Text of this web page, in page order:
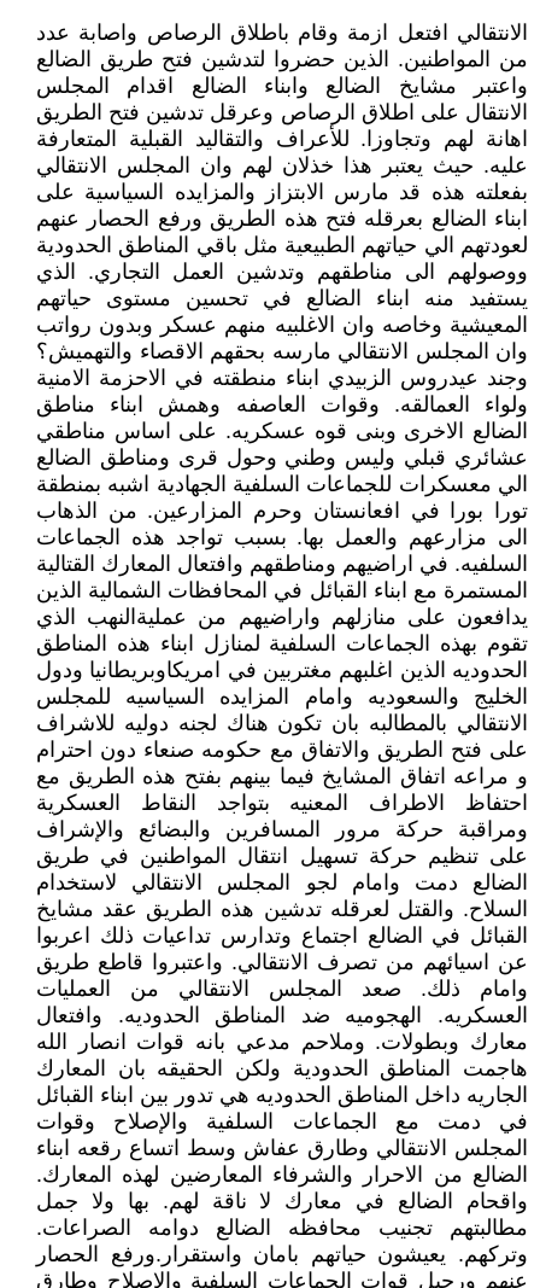
‏الانتقالي افتعل ازمة وقام باطلاق الرصاص واصابة عدد
من المواطنين. الذين حضروا لتدشين فتح طريق الضالع
واعتبر مشايخ الضالع وابناء الضالع اقدام المجلس
الانتقال على اطلاق الرصاص وعرقل تدشين فتح الطريق
اهانة لهم وتجاوزا. للأعراف والتقاليد القبلية المتعارفة
عليه. حيث يعتبر هذا خذلان لهم وان المجلس الانتقالي
بفعلته هذه قد مارس الابتزاز والمزايده السياسية على
ابناء الضالع بعرقله فتح هذه الطريق ورفع الحصار عنهم
لعودتهم الي حياتهم الطبيعية مثل باقي المناطق الحدودية
ووصولهم الى مناطقهم وتدشين العمل التجاري. الذي
يستفيد منه ابناء الضالع في تحسين مستوى حياتهم
المعيشية وخاصه وان الاغلبيه منهم عسكر وبدون رواتب
وان المجلس الانتقالي مارسه بحقهم الاقصاء والتهميش؟
وجند عيدروس الزبيدي ابناء منطقته في الاحزمة الامنية
ولواء العمالقه. وقوات العاصفه وهمش ابناء مناطق
الضالع الاخرى وبنى قوه عسكريه. على اساس مناطقي
عشائري قبلي وليس وطني وحول قرى ومناطق الضالع
الي معسكرات للجماعات السلفية الجهادية اشبه بمنطقة
تورا بورا في افعانستان وحرم المزارعين. من الذهاب
الى مزارعهم والعمل بها. بسبب تواجد هذه الجماعات
السلفيه. في اراضيهم ومناطقهم وافتعال المعارك القتالية
المستمرة مع ابناء القبائل في المحافظات الشمالية الذين
يدافعون على منازلهم واراضيهم من عمليةالنهب الذي
تقوم بهذه الجماعات السلفية لمنازل ابناء هذه المناطق
الحدوديه الذين اغلبهم مغتربين في امريكاوبريطانيا ودول
الخليج والسعوديه وامام المزايده السياسيه للمجلس
الانتقالي بالمطالبه بان تكون هناك لجنه دوليه للاشراف
على فتح الطريق والاتفاق مع حكومه صنعاء دون احترام
و مراعه اتفاق المشايخ فيما بينهم بفتح هذه الطريق مع
احتفاظ الاطراف المعنيه بتواجد النقاط العسكرية
ومراقبة حركة مرور المسافرين والبضائع والإشراف
على تنظيم حركة تسهيل انتقال المواطنين في طريق
الضالع دمت وامام لجو المجلس الانتقالي لاستخدام
السلاح. والقتل لعرقله تدشين هذه الطريق عقد مشايخ
القبائل في الضالع اجتماع وتدارس تداعيات ذلك اعربوا
عن اسيائهم من تصرف الانتقالي. واعتبروا قاطع طريق
وامام ذلك. صعد المجلس الانتقالي من العمليات
العسكريه. الهجوميه ضد المناطق الحدوديه. وافتعال
معارك وبطولات. وملاحم مدعي بانه قوات انصار الله
هاجمت المناطق الحدودية ولكن الحقيقه بان المعارك
الجاريه داخل المناطق الحدوديه هي تدور بين ابناء القبائل
في دمت مع الجماعات السلفية والإصلاح وقوات
المجلس الانتقالي وطارق عفاش وسط اتساع رقعه ابناء
الضالع من الاحرار والشرفاء المعارضين لهذه المعارك.
واقحام الضالع في معارك لا ناقة لهم. بها ولا جمل
مطالبتهم تجنيب محافظه الضالع دوامه الصراعات.
وتركهم. يعيشون حياتهم بامان واستقرار.ورفع الحصار
عنهم ورحيل قوات الجماعات السلفية والإصلاح وطارق